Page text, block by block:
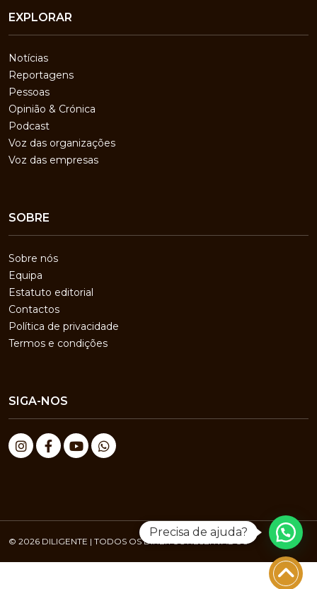
EXPLORAR
Notícias
Reportagens
Pessoas
Opinião & Crónica
Podcast
Voz das organizações
Voz das empresas
SOBRE
Sobre nós
Equipa
Estatuto editorial
Contactos
Política de privacidade
Termos e condições
SIGA-NOS
© 2026 DILIGENTE | TODOS OS DIREITOS RESERVADOS
Precisa de ajuda?